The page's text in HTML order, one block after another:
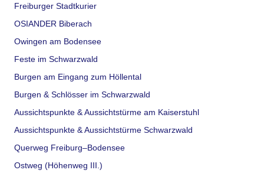
Freiburger Stadtkurier
OSIANDER Biberach
Owingen am Bodensee
Feste im Schwarzwald
Burgen am Eingang zum Höllental
Burgen & Schlösser im Schwarzwald
Aussichtspunkte & Aussichtstürme am Kaiserstuhl
Aussichtspunkte & Aussichtstürme Schwarzwald
Querweg Freiburg–Bodensee
Ostweg (Höhenweg III.)